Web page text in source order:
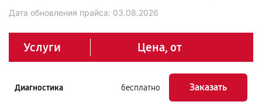
Дата обновления прайса: 03.08.2026
Услуги Цена, от
Диагностика бесплатно Заказать